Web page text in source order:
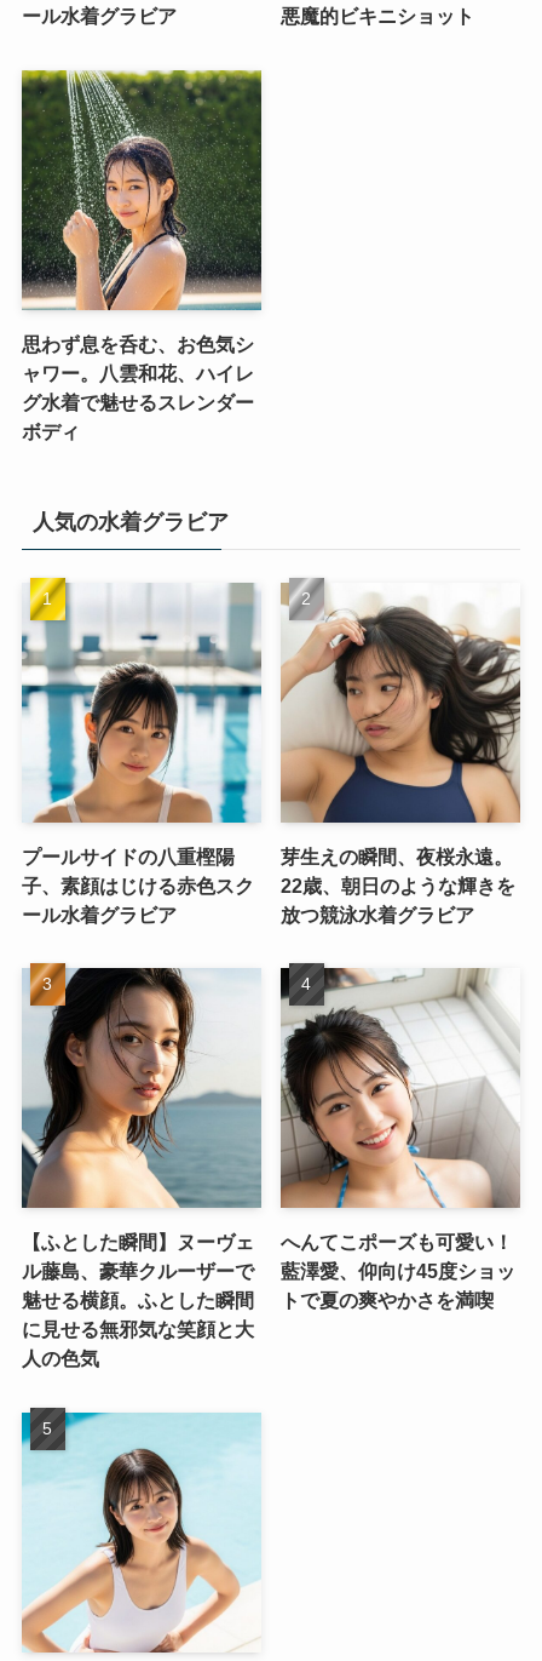
ール水着グラビア
悪魔的ビキニショット
思わず息を呑む、お色気シ
ャワー。八雲和花、ハイレ
グ水着で魅せるスレンダー
ボディ
人気の水着グラビア
プールサイドの八重樫陽
子、素顔はじける赤色スク
ール水着グラビア
芽生えの瞬間、夜桜永遠。
22歳、朝日のような輝きを
放つ競泳水着グラビア
【ふとした瞬間】ヌーヴェ
ル藤島、豪華クルーザーで
魅せる横顔。ふとした瞬間
に見せる無邪気な笑顔と大
人の色気
へんてこポーズも可愛い！
藍澤愛、仰向け45度ショッ
トで夏の爽やかさを満喫